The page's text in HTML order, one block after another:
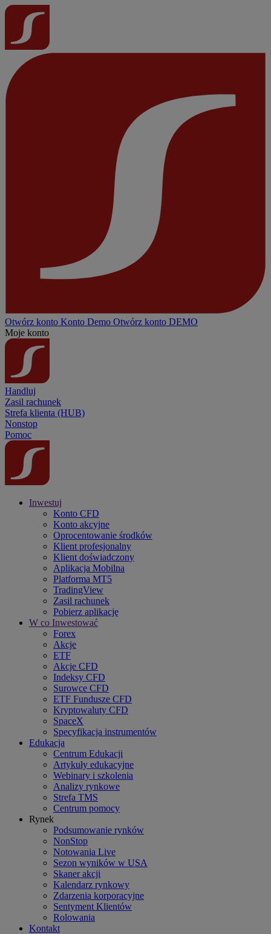
Otwórz konto Konto Demo Otwórz konto DEMO
Moje konto
Handluj
Zasil rachunek
Strefa klienta (HUB)
Nonstop
Pomoc
Inwestuj
Konto CFD
Konto akcyjne
Oprocentowanie środków
Klient profesjonalny
Klient doświadczony
Aplikacja Mobilna
Platforma MT5
TradingView
Zasil rachunek
Pobierz aplikację
W co Inwestować
Forex
Akcje
ETF
Akcje CFD
Indeksy CFD
Surowce CFD
ETF Fundusze CFD
Kryptowaluty CFD
SpaceX
Specyfikacja instrumentów
Edukacja
Centrum Edukacji
Artykuły edukacyjne
Webinary i szkolenia
Analizy rynkowe
Strefa TMS
Centrum pomocy
Rynek
Podsumowanie rynków
NonStop
Notowania Live
Sezon wyników w USA
Skaner akcji
Kalendarz rynkowy
Zdarzenia korporacyjne
Sentyment Klientów
Rolowania
Kontakt